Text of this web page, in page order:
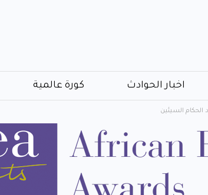
اخبار الحوادث كورة عالمية
الحكام السيئين